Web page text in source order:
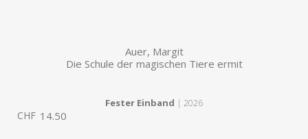
Auer, Margit
Die Schule der magischen Tiere ermit
Fester Einband | 2026
CHF 14.50